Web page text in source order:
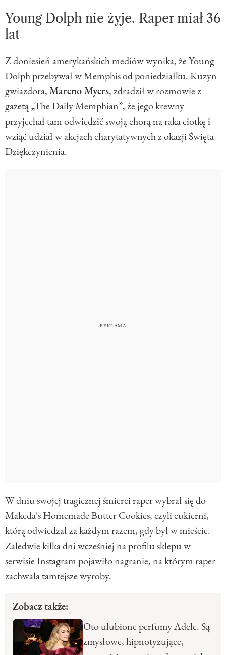
Young Dolph nie żyje. Raper miał 36
lat
Z doniesień amerykańskich mediów wynika, że Young
Dolph przebywał w Memphis od poniedziałku. Kuzyn
gwiazdora,Mareno Myers, zdradził w rozmowie z
gazetą „The Daily Memphian”, że jego krewny
przyjechał tam odwiedzić swoją chorą na raka ciotkę i
wziąć udział w akcjach charytatywnych z okazji Święta
Dziękczynienia.
W dniu swojej tragicznej śmierci raper wybrał się do
Makeda's Homemade Butter Cookies, czyli cukierni,
którą odwiedzał za każdym razem, gdy był w mieście.
Zaledwie kilka dni wcześniej na profilu sklepu w
serwisie Instagram pojawiło nagranie, na którym raper
zachwala tamtejsze wyroby.
Zobacz także:
Oto ulubione perfumy Adele. Są
zmysłowe, hipnotyzujące,